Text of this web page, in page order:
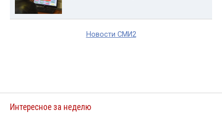
Новости СМИ2
Интересное за неделю